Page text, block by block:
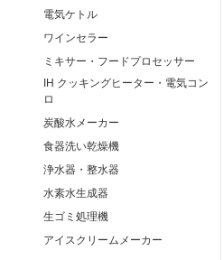
電気ケトル
ワインセラー
ミキサー・フードプロセッサー
IH クッキングヒーター・電気コン
ロ
炭酸水メーカー
食器洗い乾燥機
浄水器・整水器
水素水生成器
生ゴミ処理機
アイスクリームメーカー